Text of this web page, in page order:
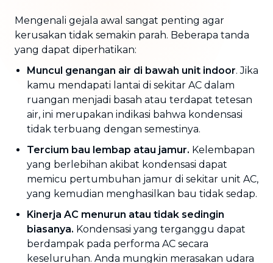
Mengenali gejala awal sangat penting agar
kerusakan tidak semakin parah. Beberapa tanda
yang dapat diperhatikan:
Muncul genangan air di bawah unit indoor. Jika
kamu mendapati lantai di sekitar AC dalam
ruangan menjadi basah atau terdapat tetesan
air, ini merupakan indikasi bahwa kondensasi
tidak terbuang dengan semestinya.
Tercium bau lembap atau jamur. Kelembapan
yang berlebihan akibat kondensasi dapat
memicu pertumbuhan jamur di sekitar unit AC,
yang kemudian menghasilkan bau tidak sedap.
Kinerja AC menurun atau tidak sedingin
biasanya. Kondensasi yang terganggu dapat
berdampak pada performa AC secara
keseluruhan. Anda mungkin merasakan udara